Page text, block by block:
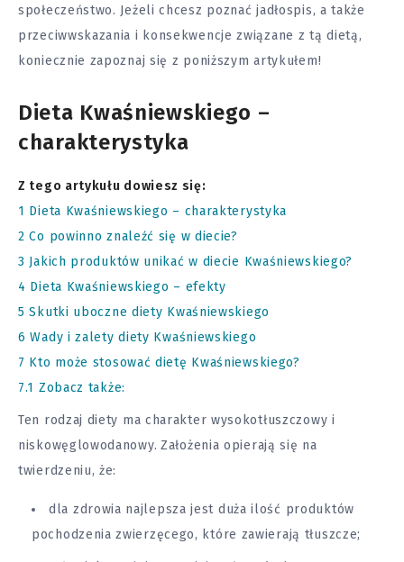
społeczeństwo. Jeżeli chcesz poznać jadłospis, a także
przeciwwskazania i konsekwencje związane z tą dietą,
koniecznie zapoznaj się z poniższym artykułem!
Dieta Kwaśniewskiego –
charakterystyka
Z tego artykułu dowiesz się:
1 Dieta Kwaśniewskiego – charakterystyka
2 Co powinno znaleźć się w diecie?
3 Jakich produktów unikać w diecie Kwaśniewskiego?
4 Dieta Kwaśniewskiego – efekty
5 Skutki uboczne diety Kwaśniewskiego
6 Wady i zalety diety Kwaśniewskiego
7 Kto może stosować dietę Kwaśniewskiego?
7.1 Zobacz także:
Ten rodzaj diety ma charakter wysokotłuszczowy i
niskowęglowodanowy. Założenia opierają się na
twierdzeniu, że:
dla zdrowia najlepsza jest duża ilość produktów
pochodzenia zwierzęcego, które zawierają tłuszcze;